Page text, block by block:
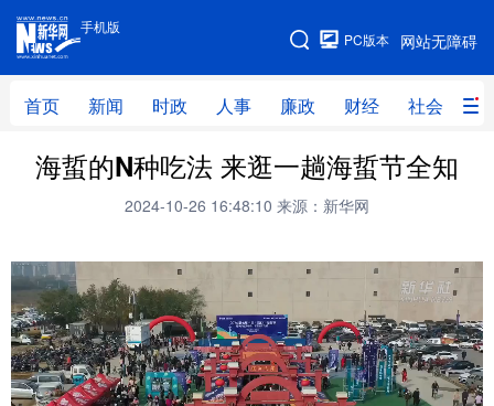
手机版
网站无障碍
PC版本
首页 新闻 时政 人事 廉政 财经 社会 科
手机版
网站地图
首页 新闻 时政 人事
财经 社会
文化 教育 健康 旅游
体育 视频 无人机
地方频道
海蜇的N种吃法 来逛一趟海蜇节全知
2024-10-26 16:48:10 来源：新华网